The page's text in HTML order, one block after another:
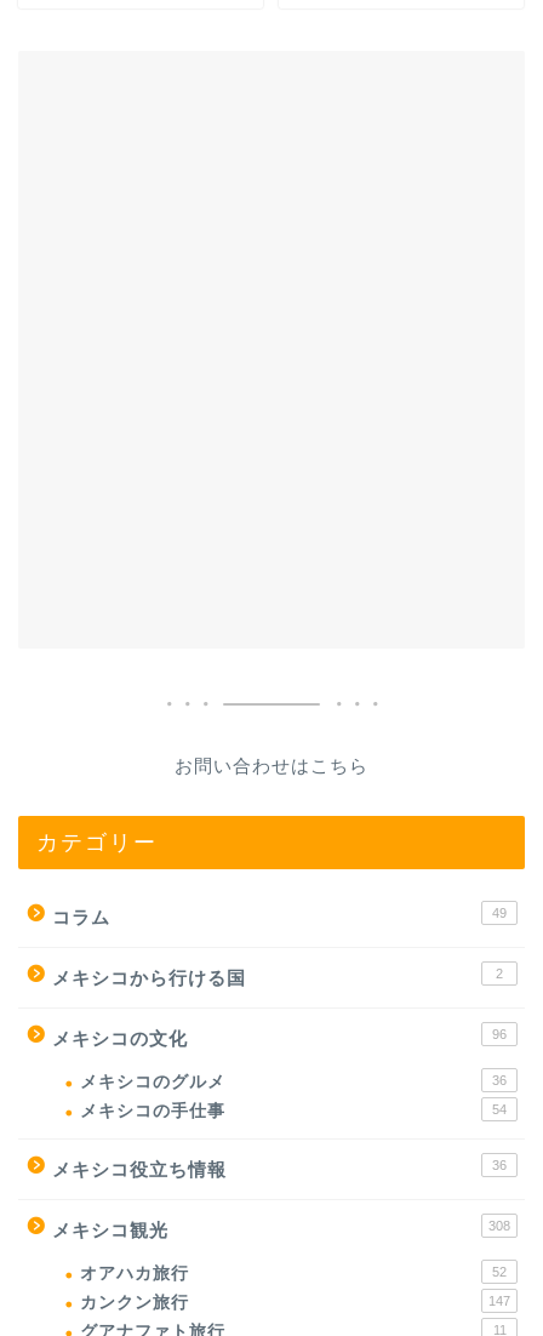
お問い合わせはこちら
カテゴリー
コラム 49
メキシコから行ける国 2
メキシコの文化 96
メキシコのグルメ 36
メキシコの手仕事 54
メキシコ役立ち情報 36
メキシコ観光 308
オアハカ旅行 52
カンクン旅行 147
グアナファト旅行 11